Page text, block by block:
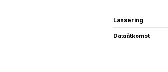
Lansering
Dataåtkomst